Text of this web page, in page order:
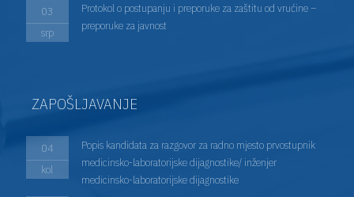
03
srp
Protokol o postupanju i preporuke za zaštitu od vrućine –
preporuke za javnost
ZAPOŠLJAVANJE
04
kol
Popis kandidata za razgovor za radno mjesto prvostupnik
medicinsko-laboratorijske dijagnostike/ inženjer
medicinsko-laboratorijske dijagnostike